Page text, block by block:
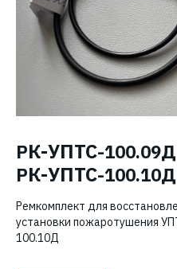
РК-УПТС-100.09Д
РК-УПТС-100.10Д
Ремкомплект для
установки пожаротушения
100.10Д